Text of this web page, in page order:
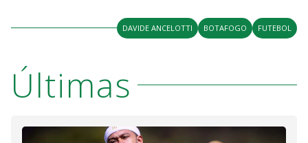
DAVIDE ANCELOTTI BOTAFOGO FUTEBOL
Últimas